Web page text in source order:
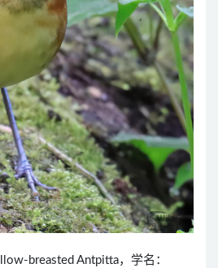
breasted Antpitta，学名：